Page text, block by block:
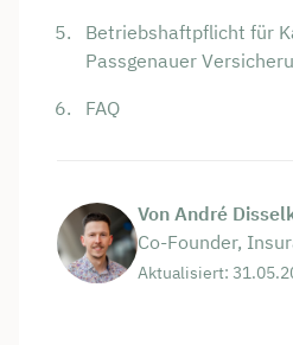
Betriebshaftpflicht für
Passgenauer
FAQ
Von André
Co-Founder,
Aktualisiert: